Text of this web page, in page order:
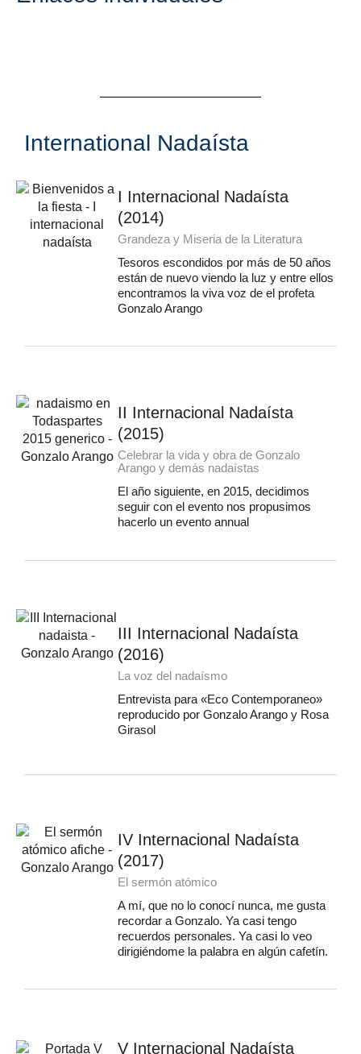
International Nadaísta
I Internacional Nadaísta
(2014)
Grandeza y Miseria de la Literatura
Tesoros escondidos por más de 50 años
están de nuevo viendo la luz y entre ellos
encontramos la viva voz de el profeta
Gonzalo Arango
II Internacional Nadaísta
(2015)
Celebrar la vida y obra de Gonzalo
Arango y demás nadaístas
El año siguiente, en 2015, decidimos
seguir con el evento nos propusimos
hacerlo un evento annual
III Internacional Nadaísta
(2016)
La voz del nadaísmo
Entrevista para «Eco Contemporaneo»
reproducido por Gonzalo Arango y Rosa
Girasol
IV Internacional Nadaísta
(2017)
El sermón atómico
A mí, que no lo conocí nunca, me gusta
recordar a Gonzalo. Ya casi tengo
recuerdos personales. Ya casi lo veo
dirigiéndome la palabra en algún cafetín.
V Internacional Nadaísta